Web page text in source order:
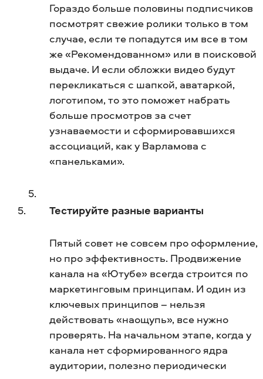
Гораздо больше половины подписчиков
посмотрят свежие ролики только в том
случае, если те попадутся им все в том
же «Рекомендованном» или в поисковой
выдаче. И если обложки видео будут
перекликаться с шапкой, аватаркой,
логотипом, то это поможет набрать
больше просмотров за счет
узнаваемости и сформировавшихся
ассоциаций, как у Варламова с
«панельками».
Тестируйте разные варианты
Пятый совет не совсем про оформление,
но про эффективность. Продвижение
канала на «Ютубе» всегда строится по
маркетинговым принципам. И один из
ключевых принципов – нельзя
действовать «наощупь», все нужно
проверять. На начальном этапе, когда у
канала нет сформированного ядра
аудитории, полезно периодически